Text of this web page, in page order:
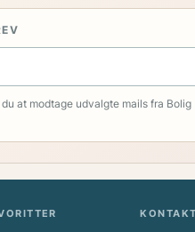
at modtage udvalgte mails fra Bolig